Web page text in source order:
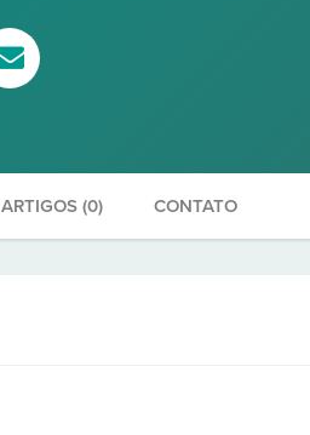
ARTIGOS (0) CONTATO